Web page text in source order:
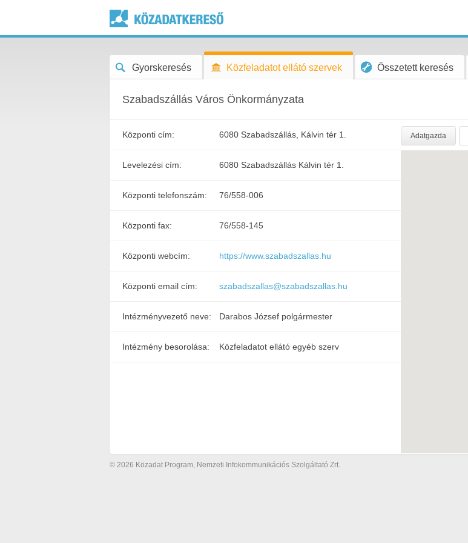
Gyorskeresés Közfeladatot ellátó szervek Összetett keresés
Szabadszállás Város Önkormányzata
Központi cím: 6080 Szabadszállás, Kálvin tér 1.
Levelezési cím: 6080 Szabadszállás Kálvin tér 1.
Központi telefonszám: 76/558-006
Központi fax: 76/558-145
Központi webcím: https://www.szabadszallas.hu
Központi email cím: szabadszallas@szabadszallas.hu
Intézményvezető neve: Darabos József polgármester
Intézmény besorolása: Közfeladatot ellátó egyéb szerv
Adatgazda
© 2026 Közadat Program, Nemzeti Infokommunikációs Szolgáltató Zrt.